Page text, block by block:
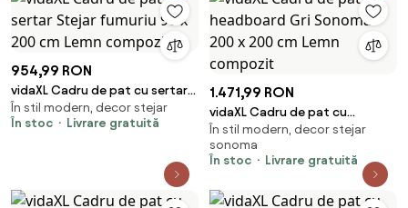
954,99 RON
vidaXL Cadru de pat cu sertar
Stejar fumuriu 90 x 200 cm
Lemn compozit
În stil modern, decor stejar
În stoc
Livrare gratuită
1.471,99 RON
vidaXL Cadru de pat cu
headboard Gri Sonoma 200 x
200 cm Lemn compozit
În stil modern, decor stejar
sonoma
În stoc
Livrare gratuită